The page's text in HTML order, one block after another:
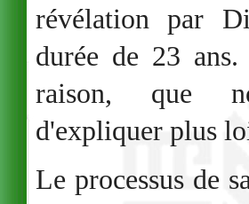
révélation par
durée de 23
raison, que
d'expliquer plus
Le processus de